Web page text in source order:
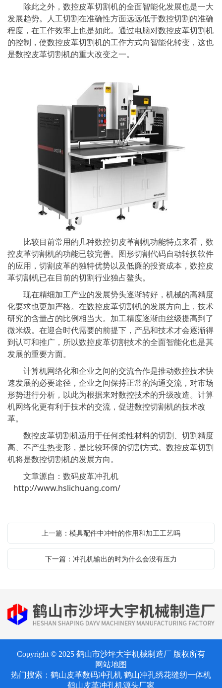
除此之外，数控皮革切割机的全面智能化发展也是一大
发展趋势。人工切割在准确性方面远远低于数控切割的准确
程度，在工作效率上也是如此。通过电脑对数控皮革切割机
的控制，使数控皮革切割机的工作方式向智能化转变，这也
是数控皮革切割机的重大改变之一。
比较目前常用的几种数控切皮革割机功能特点来看，数
控皮革切割机的功能已较完善。图形切割代码自动转换软件
的应用，切割皮革的独特优势以及低廉的投资成本，数控皮
革切割机已在目前的切割行业独占鳌头。
现在精细加工产业的发展势头逐渐转好，机械的高精度
化要求也更加严格。在数控皮革切割机的发展方向上，技术
研究的含量占的比例相当大。加工精度逐渐由丝级提高到了
微米级。在迎合时代需要的前提下，产品和技术才会逐渐得
到认可和推广，所以数控皮革切割技术的全面智能化也是其
发展的重要方面。
计算机网络化和企业之间的交流合作是推动数控技术快
速发展的必要途径，企业之间保持正常的沟通交流，对市场
形势进行分析，以此为根据来对数控技术的升级改造。计算
机网络化更有利于技术的交流，促进数控切割机的技术改
革。
数控皮革切割机适用于任何柔性材料的切割、切割精度
高、不产生热变形，是比较环保的切割方式。数控皮革切割
机将是数控切割机的发展方向。
文章源自：数码皮革冲孔机
http://www.hslichuang.com/
上一篇：模具配件中冲针的作用和加工工艺吗
下一篇：冲孔机输出的时为什么会没有压力
Copyright © 2025 鹤山市沙坪大宇机械制造厂 版权所有
网站地图
热门搜索： 鹤山皮革数码冲孔机 鹤山冲孔绣花缝纫一体机
鹤山皮革冲孔机源头厂家